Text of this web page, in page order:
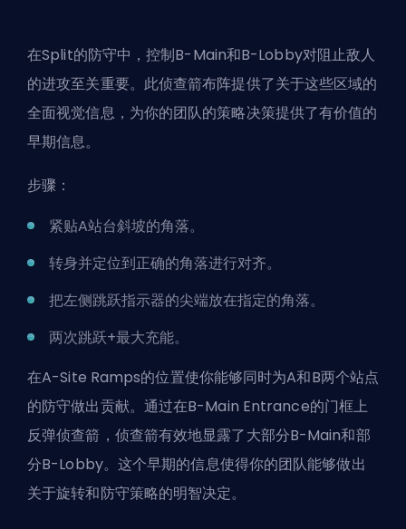
在Split的防守中，控制B-Main和B-Lobby对阻止敌人
的进攻至关重要。此侦查箭布阵提供了关于这些区域的
全面视觉信息，为你的团队的策略决策提供了有价值的
早期信息。
步骤：
紧贴A站台斜坡的角落。
转身并定位到正确的角落进行对齐。
把左侧跳跃指示器的尖端放在指定的角落。
两次跳跃+最大充能。
在A-Site Ramps的位置使你能够同时为A和B两个站点
的防守做出贡献。通过在B-Main Entrance的门框上
反弹侦查箭，侦查箭有效地显露了大部分B-Main和部
分B-Lobby。这个早期的信息使得你的团队能够做出
关于旋转和防守策略的明智决定。